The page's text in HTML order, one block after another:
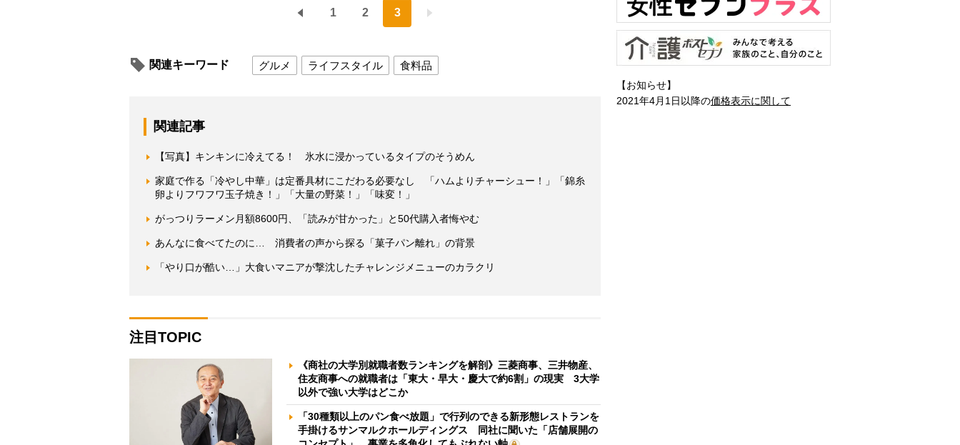
1 2 3
関連キーワード グルメ ライフスタイル 食料品
関連記事
【写真】キンキンに冷えてる！ 氷水に浸かっているタイプのそうめん
家庭で作る「冷やし中華」は定番具材にこだわる必要なし 「ハムよりチャーシュー！」「錦糸
卵よりフワフワ玉子焼き！」「大量の野菜！」「味変！」
がっつりラーメン月額8600円、「読みが甘かった」と50代購入者悔やむ
あんなに食べてたのに… 消費者の声から探る「菓子パン離れ」の背景
「やり口が酷い…」大食いマニアが撃沈したチャレンジメニューのカラクリ
注目TOPIC
《商社の大学別就職者数ランキングを解剖》三菱商事、三井物産、
住友商事への就職者は「東大・早大・慶大で約6割」の現実 3大学
以外で強い大学はどこか
「30種類以上のパン食べ放題」で行列のできる新形態レストランを
手掛けるサンマルクホールディングス 同社に聞いた「店舗展開の
【お知らせ】
2021年4月1日以降の価格表示に関して